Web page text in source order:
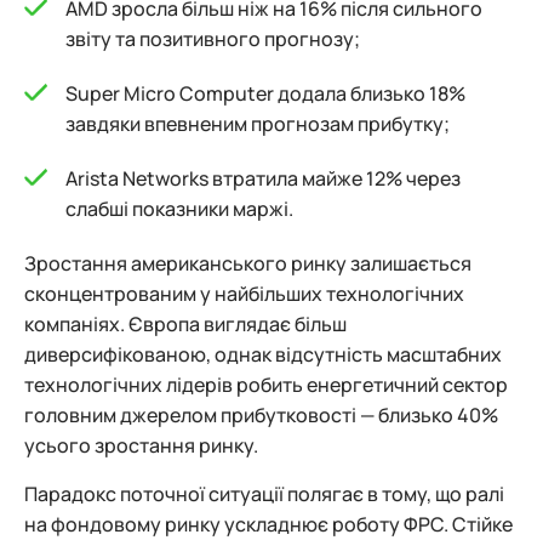
AMD зросла більш ніж на 16% після сильного
звіту та позитивного прогнозу;
Super Micro Computer додала близько 18%
завдяки впевненим прогнозам прибутку;
Arista Networks втратила майже 12% через
слабші показники маржі.
Зростання американського ринку залишається
сконцентрованим у найбільших технологічних
компаніях. Європа виглядає більш
диверсифікованою, однак відсутність масштабних
технологічних лідерів робить енергетичний сектор
головним джерелом прибутковості — близько 40%
усього зростання ринку.
Парадокс поточної ситуації полягає в тому, що ралі
на фондовому ринку ускладнює роботу ФРС. Стійке